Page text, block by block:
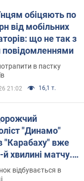
обіцяють по
від мобільних
що не так з
в пастку
21:02 16,1 т.
"Динамо"
"Карабаху" вже
й хвилині матчу.
відбувається в